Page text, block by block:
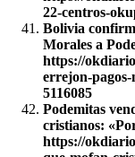
22-centros-
Bolivia
Morales a
https://
errejon-
5116085
Podemitas
cristianos:
https://